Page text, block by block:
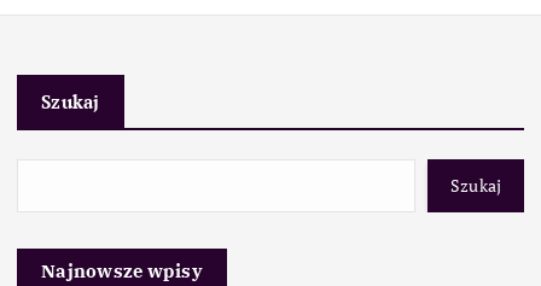
Szukaj
Szukaj
Najnowsze wpisy